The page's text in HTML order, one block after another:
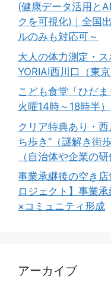
(健康データ活用と
クを可視化)｜全国
ルのみも対応可～
大人の体力測定・
YORIAI西川口（東京
こども食堂「ひだ
火曜14時～18時半）
クリア特典あり・
ち歩き”（謎解き街
（自治体や企業の
事業承継後の空き
ロジェクト】事業
×コミュニティ形成
アーカイブ